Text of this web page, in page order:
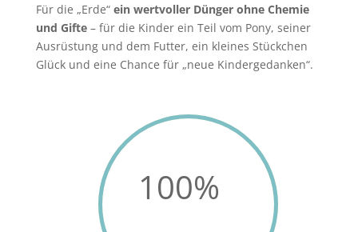
Für die „Erde“ ein wertvoller Dünger ohne Chemie
und Gifte– für die Kinder ein Teil vom Pony, seiner
Ausrüstung und dem Futter, ein kleines Stückchen
Glück und eine Chance für „neue Kindergedanken“.
100%